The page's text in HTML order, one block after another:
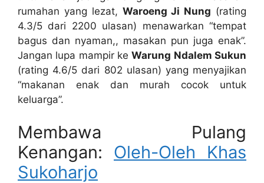
rumahan yang lezat, Waroeng Ji Nung (rating
4.3/5 dari 2200 ulasan) menawarkan “tempat
bagus dan nyaman,, masakan pun juga enak”.
Jangan lupa mampir keWarung Ndalem Sukun
(rating 4.6/5 dari 802 ulasan) yang menyajikan
“makanan enak dan murah cocok untuk
keluarga”.
Membawa Pulang
Kenangan: Oleh-Oleh Khas
Sukoharjo